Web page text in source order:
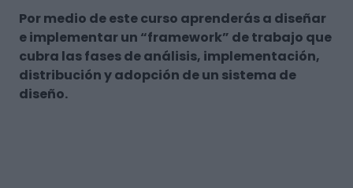
Por medio de este curso aprenderás a diseñar
e implementar un “framework” de trabajo que
cubra las fases de análisis, implementación,
distribución y adopción de un sistema de
diseño.